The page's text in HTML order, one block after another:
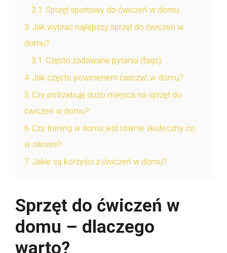
2.1 Sprzęt sportowy do ćwiczeń w domu
3 Jak wybrać najlepszy sprzęt do ćwiczeń w
domu?
3.1 Często zadawane pytania (faqs)
4 Jak często powinienem ćwiczyć w domu?
5 Czy potrzebuję dużo miejsca na sprzęt do
ćwiczeń w domu?
6 Czy trening w domu jest równie skuteczny co
w siłowni?
7 Jakie są korzyści z ćwiczeń w domu?
Sprzęt do ćwiczeń w
domu – dlaczego
warto?